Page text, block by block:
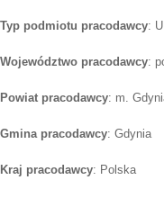
Typ podmiotu pracodawcy:
Województwo pracodawcy:
Powiat pracodawcy: m.
Gmina pracodawcy: Gdynia
Kraj pracodawcy: Polska